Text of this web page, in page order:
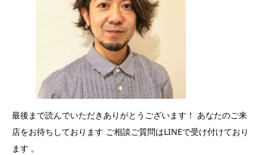
最後まで読んでいただきありがとうございます！ あなたのご来
店をお待ちしております ご相談ご質問はLINEで受け付けており
ます 。